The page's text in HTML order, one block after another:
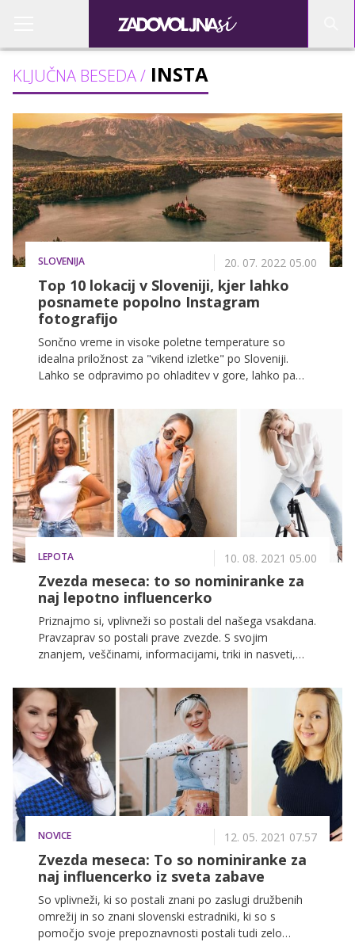
KLJUČNA BESEDA / INSTA
SLOVENIJA 20. 07. 2022 05.00
Top 10 lokacij v Sloveniji, kjer lahko
posnamete popolno Instagram
fotografijo
Sončno vreme in visoke poletne temperature so
idealna priložnost za "vikend izletke" po Sloveniji.
Lahko se odpravimo po ohladitev v gore, lahko pa
prelepa dežela ponuja ogromno naravnih zakladov –
zakaj jih ne bi izkoristili v svoj prid in posneli popolne
Instagram fotografije kar vsak konec tedna?
LEPOTA 10. 08. 2021 05.00
Zvezda meseca: to so nominiranke za
naj lepotno influencerko
Priznajmo si, vplivneži so postali del našega vsakdana.
Pravzaprav so postali prave zvezde. S svojim
znanjem, veščinami, informacijami, triki in nasveti,
in motivacijskimi vsebinami so postali naši najboljši
spletni prijatelji. Zaradi njih smo postale tudi prave
mojstrice ličenja, bolje skrbimo za kožo in smo ves
čas v koraku z najnovejšimi lepotnimi smernicami. In
prav zato, smo mesec avgust na spletnem portalu
Zadovoljna.si posvetili najbolj priljubljenim lepotnim
vplivnicam pri nas!
NOVICE 12. 05. 2021 07.57
Zvezda meseca: To so nominiranke za
naj influencerko iz sveta zabave
So vplivneži, ki so postali znani po zaslugi družbenih
omrežij in so znani slovenski estradniki, ki so s
pomočjo svoje prepoznavnosti postali tudi zelo